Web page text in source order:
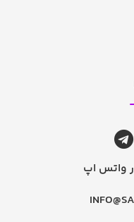
واتس اپ